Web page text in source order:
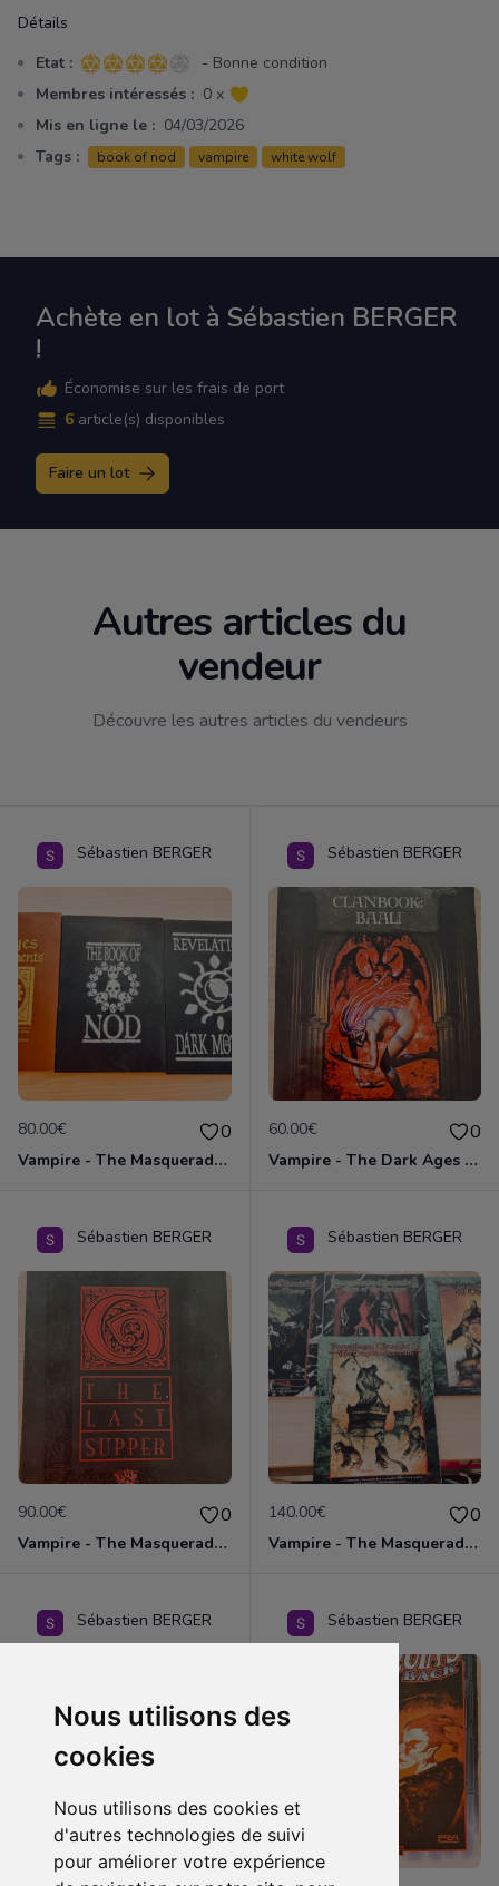
Nous utilisons des
cookies
Nous utilisons des cookies et
d'autres technologies de suivi
pour améliorer votre expérience
Détails
Etat : 4 sur 5 étoiles
- Bonne condition
Membres intéressés : 0 x
Mis en ligne le : 04/03/2026
Tags :
book of nod vampire white wolf
Achète en lot à Sébastien BERGER
!
Économise sur les frais de port
6 article(s) disponibles
Faire un lot
Autres articles du
vendeur
Découvre les autres articles du vendeurs
Sébastien BERGER
80.00€ 0
Vampire - The Masquerade - Ensemble des 3 livres "Book of Nod"
Sébastien BERGER
60.00€ 0
Vampire - The Dark Ages - 2 clanbooks Baali & Salubri
Sébastien BERGER
90.00€ 0
Vampire - The Masquerade - 3 premiers scénarios des Giovanni Chronicles
Sébastien BERGER
140.00€ 0
Vampire - The Masquerade - Série complète des Transylvania Chronicles
Sébastien BERGER Sébastien BERGER